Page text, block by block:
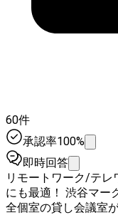
60件
承認率100%
即時回答
リモートワーク/テ
にも最適！ 渋谷マークシティ道玄坂上出口から徒歩1分、完
全個室の貸し会議室がOPENしま